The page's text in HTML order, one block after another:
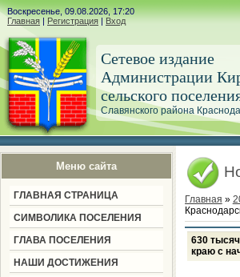
Воскресенье, 09.08.2026, 17:20
Главная | Регистрация | Вход
Сетевое издание
Администрации
сельского
Славянского района
Меню сайта
ГЛАВНАЯ СТРАНИЦА
СИМВОЛИКА ПОСЕЛЕНИЯ
ГЛАВА ПОСЕЛЕНИЯ
НАШИ ДОСТИЖЕНИЯ
Главная »
630
краю с